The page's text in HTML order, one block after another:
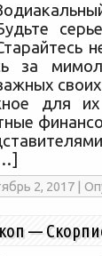
за
для
2, 2017 |
—